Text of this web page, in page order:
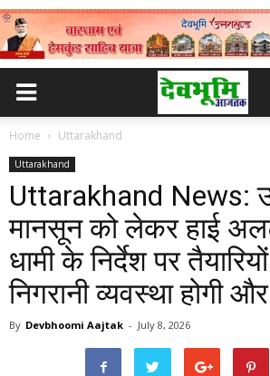
Home Uttarakhand
Uttarakhand
Uttarakhand News:
मानसून को लेकर हाई
धामी के निर्देश पर
निगरानी व्यवस्था होगी
By Devbhoomi Aajtak - July 8, 2026